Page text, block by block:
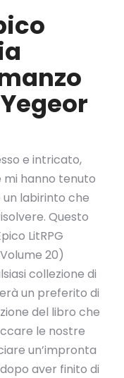
e intricato,
hanno tenuto
un labirinto che
Questo
LitRPG
20)
collezione di
un preferito di
del libro che
le nostre
un’impronta
aver finito di